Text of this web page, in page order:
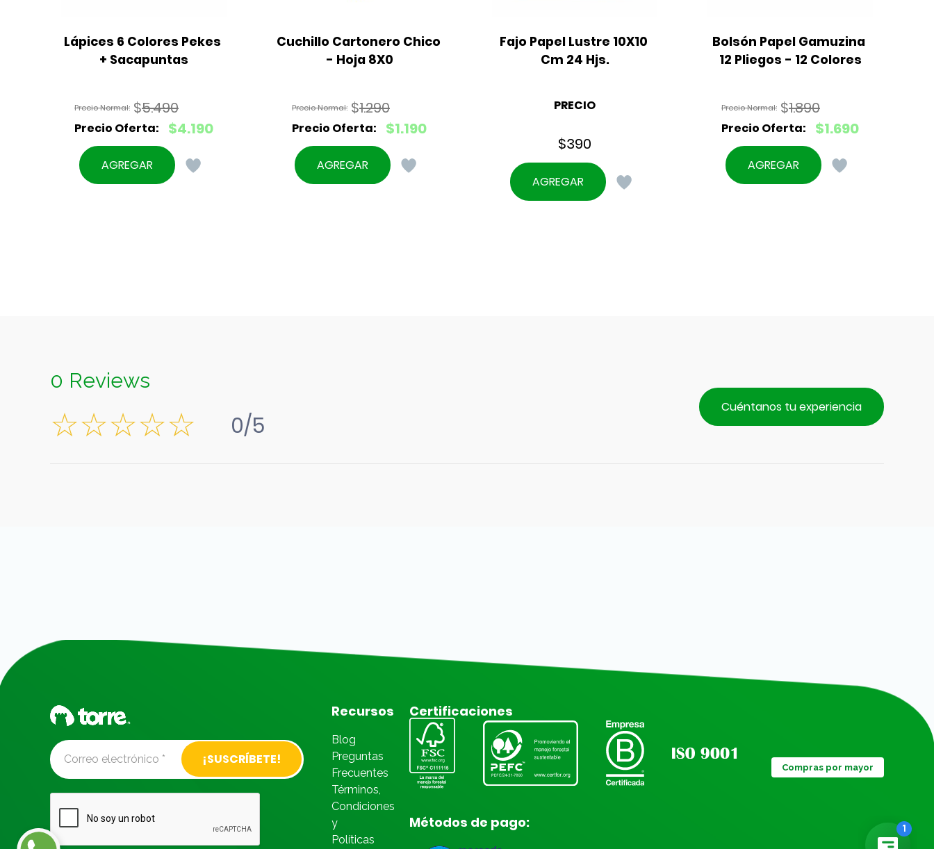
Lápices 6 Colores Pekes
+ Sacapuntas
$5.490
El
precio
original
$4.190
El
precio
actual
AGREGAR
Cuchillo Cartonero Chico
- Hoja 8X0
$1.290
El
precio
original
$1.190
El
precio
actual
AGREGAR
Fajo Papel Lustre 10X10
Cm 24 Hjs.
PRECIO
$390
AGREGAR
Bolsón Papel Gamuzina
12 Pliegos - 12 Colores
$1.890
El
precio
original
$1.690
El
precio
actual
AGREGAR
0 Reviews
0/5
Cuéntanos tu experiencia
Alternative:
Recursos
Blog
Preguntas
Frecuentes
Términos,
Condiciones
y
Políticas
Certificaciones
Compras por mayor
Métodos de pago: